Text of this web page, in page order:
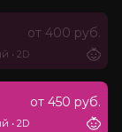
от 400 руб.
• 2D
от 450 руб.
• 2D